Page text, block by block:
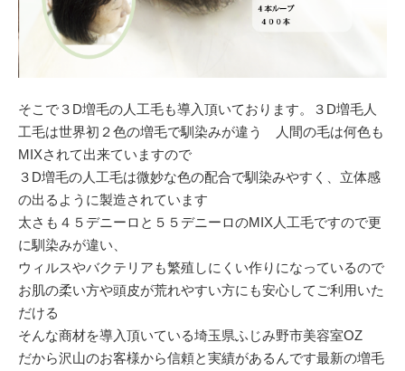
そこで３D増毛の人工毛も導入頂いております。３D増毛人
工毛は世界初２色の増毛で馴染みが違う 人間の毛は何色も
MIXされて出来ていますので
３D増毛の人工毛は微妙な色の配合で馴染みやすく、立体感
の出るように製造されています
太さも４５デニーロと５５デニーロのMIX人工毛ですので更
に馴染みが違い、
ウィルスやバクテリアも繁殖しにくい作りになっているので
お肌の柔い方や頭皮が荒れやすい方にも安心してご利用いた
だける
そんな商材を導入頂いている埼玉県ふじみ野市美容室OZ
だから沢山のお客様から信頼と実績があるんです最新の増毛